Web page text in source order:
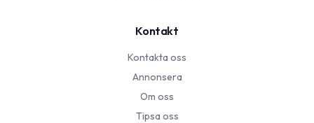
Kontakt
Kontakta oss
Annonsera
Om oss
Tipsa oss